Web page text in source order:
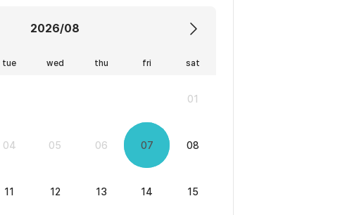
2026/08
tue wed thu fri sat
01
04 05 06 07 08
11 12 13 14 15